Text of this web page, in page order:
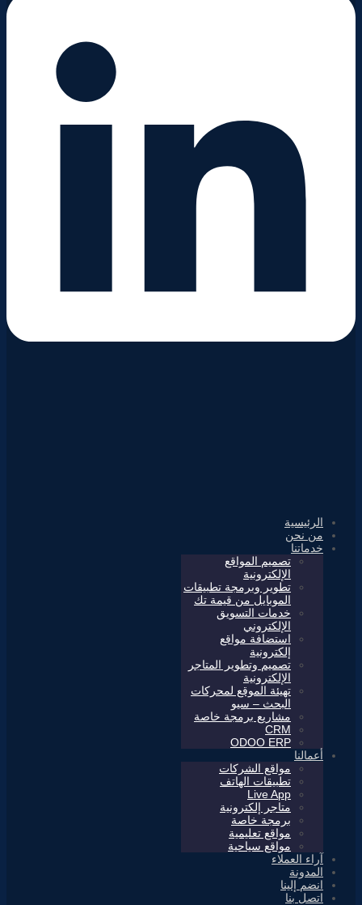
الرئيسية
من نحن
خدماتنا
تصميم المواقع
الإلكترونية
تطوير وبرمجة تطبيقات
الموبايل من قيمة تك
خدمات التسويق
الإلكتروني
استضافة مواقع
إلكترونية
تصميم وتطوير المتاجر
الإلكترونية
تهيئة الموقع لمحركات
البحث – سيو
مشاريع برمجة خاصة
CRM
ODOO ERP
أعمالنا
مواقع الشركات
تطبيقات الهاتف
Live App
متاجر إلكترونية
برمجة خاصة
مواقع تعليمية
مواقع سياحية
آراء العملاء
المدونة
انضم إلينا
اتصل بنا